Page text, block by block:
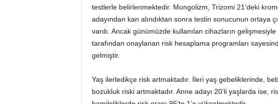
testlerle belirlenmektedir. Mongolizm, Trizomi 21’deki
adayından kan alındıktan sonra testin sonucunun ortaya
vardı. Ancak günümüzde kullanılan cihazların
tarafından onaylanan risk hesaplama programları
gelmiştir.
Yaş ilerledikçe risk artmaktadır. İleri yaş gebeliklerinde,
bozukluk riski artmaktadır. Anne adayı 20’li yaşlarda ise,